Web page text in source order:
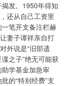
发。1950年得知
还从自己工资里
笔开支备注栏赫
妻子谭祥亲自打
外说是“旧部遗
之子”绝无可能获
学基金加急审
的“特别经费”支